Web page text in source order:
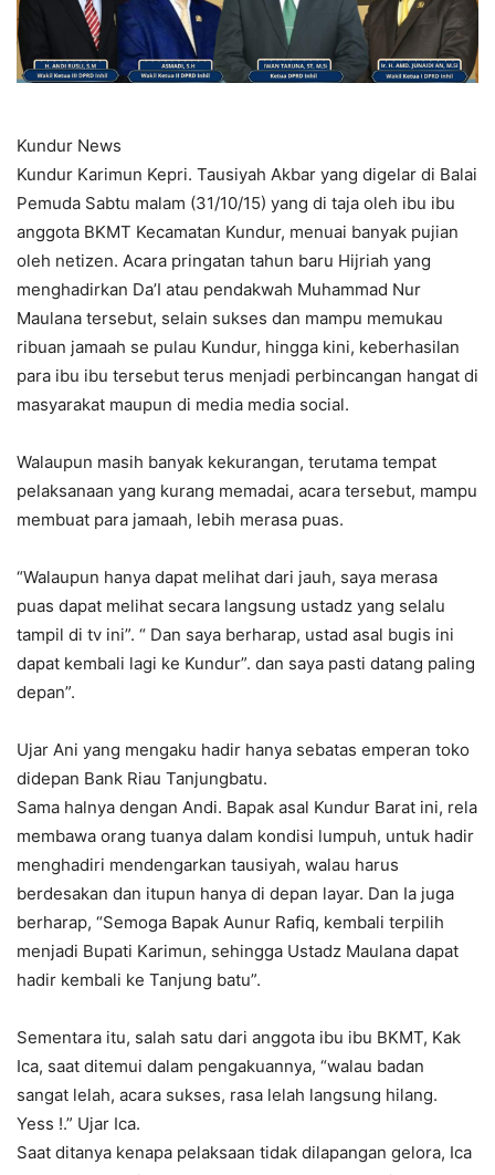
Kundur News
Kundur Karimun Kepri. Tausiyah Akbar yang digelar di Balai
Pemuda Sabtu malam (31/10/15) yang di taja oleh ibu ibu
anggota BKMT Kecamatan Kundur, menuai banyak pujian
oleh netizen. Acara pringatan tahun baru Hijriah yang
menghadirkan Da’I atau pendakwah Muhammad Nur
Maulana tersebut, selain sukses dan mampu memukau
ribuan jamaah se pulau Kundur, hingga kini, keberhasilan
para ibu ibu tersebut terus menjadi perbincangan hangat di
masyarakat maupun di media media social.
Walaupun masih banyak kekurangan, terutama tempat
pelaksanaan yang kurang memadai, acara tersebut, mampu
membuat para jamaah, lebih merasa puas.
“Walaupun hanya dapat melihat dari jauh, saya merasa
puas dapat melihat secara langsung ustadz yang selalu
tampil di tv ini”. “ Dan saya berharap, ustad asal bugis ini
dapat kembali lagi ke Kundur”. dan saya pasti datang paling
depan”.
Ujar Ani yang mengaku hadir hanya sebatas emperan toko
didepan Bank Riau Tanjungbatu.
Sama halnya dengan Andi. Bapak asal Kundur Barat ini, rela
membawa orang tuanya dalam kondisi lumpuh, untuk hadir
menghadiri mendengarkan tausiyah, walau harus
berdesakan dan itupun hanya di depan layar. Dan Ia juga
berharap, “Semoga Bapak Aunur Rafiq, kembali terpilih
menjadi Bupati Karimun, sehingga Ustadz Maulana dapat
hadir kembali ke Tanjung batu”.
Sementara itu, salah satu dari anggota ibu ibu BKMT, Kak
Ica, saat ditemui dalam pengakuannya, “walau badan
sangat lelah, acara sukses, rasa lelah langsung hilang.
Yess !.” Ujar Ica.
Saat ditanya kenapa pelaksaan tidak dilapangan gelora, Ica